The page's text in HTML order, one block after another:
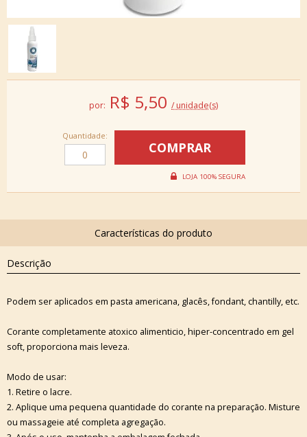
por: R$ 5,50 / unidade(s)
Quantidade:
Descrição
Podem ser aplicados em pasta americana, glacês, fondant, chantilly, etc.
Corante completamente atoxico alimenticio, hiper-concentrado em gel
soft, proporciona mais leveza.
Modo de usar:
1. Retire o lacre.
2. Aplique uma pequena quantidade do corante na preparação. Misture
ou massageie até completa agregação.